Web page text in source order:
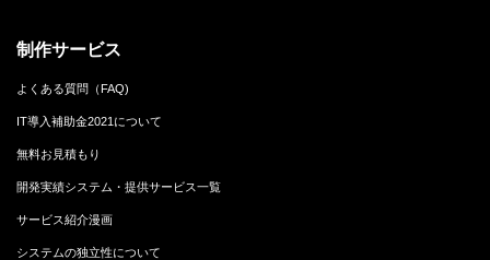
制作サービス
よくある質問（FAQ)
IT導入補助金2021について
無料お見積もり
開発実績システム・提供サービス一覧
サービス紹介漫画
システムの独立性について